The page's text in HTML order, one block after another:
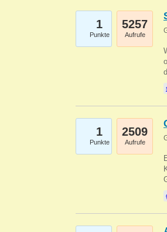
1
Punkte
5257
Aufrufe
1
Punkte
2509
Aufrufe